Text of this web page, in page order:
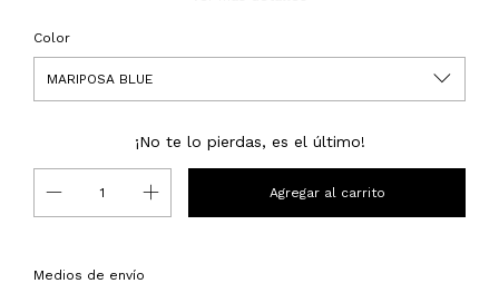
Color
¡No te lo pierdas, es el último!
Entregas para el CP:
Medios de envío